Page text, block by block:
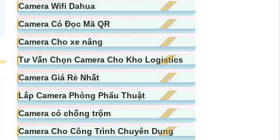
Camera Wifi Dahua
Camera Có Đọc Mã QR
Camera Cho xe nâng
Tư Vấn Chọn Camera Cho Kho Logistics
Camera Giá Rẻ Nhất
Lắp Camera Phòng Phẩu Thuật
Camera có chống trộm
Camera Cho Công Trình Chuyên Dụng